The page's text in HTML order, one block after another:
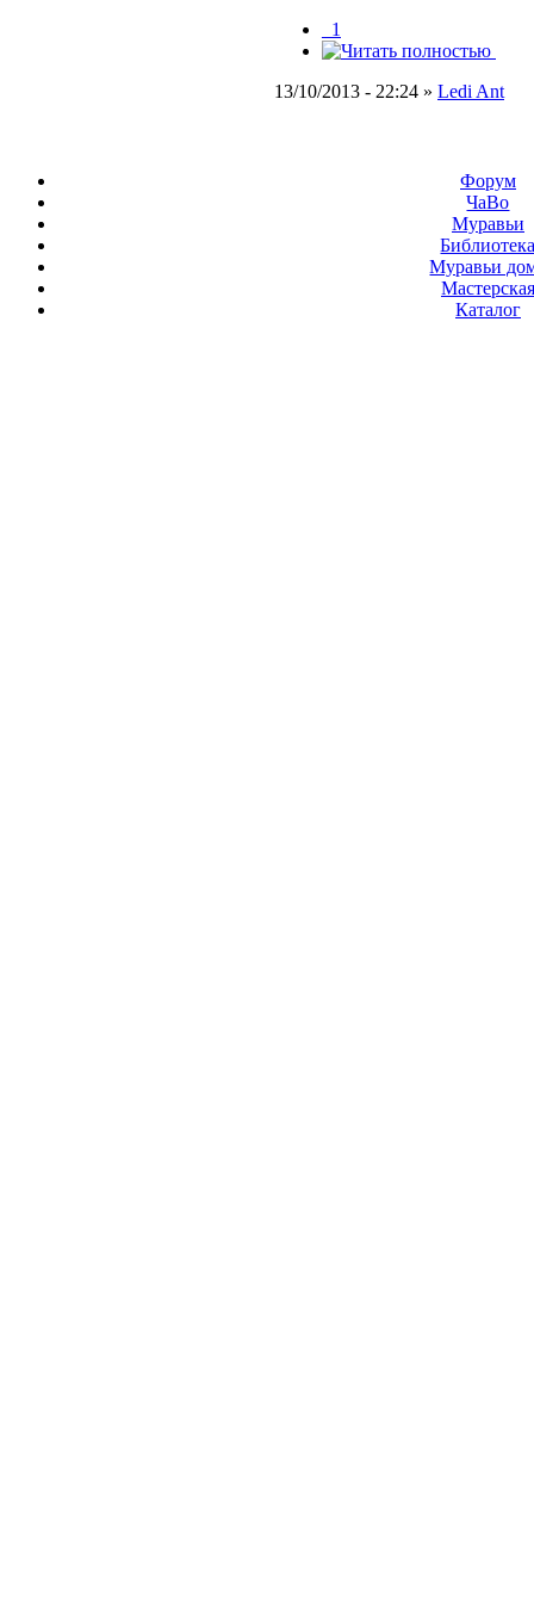
_1
13/10/2013 - 22:24 » Ledi Ant
Форум
ЧаВо
Муравьи
Муравьи
Мастерская
Каталог